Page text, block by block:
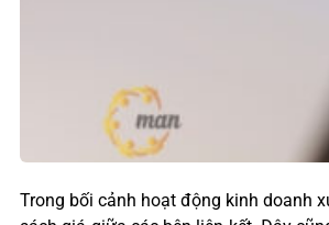
Trong bối cảnh hoạt động kinh doanh